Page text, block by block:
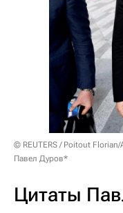
© REUTERS / Poitout Florian/
Павел Дуров*
Цитаты